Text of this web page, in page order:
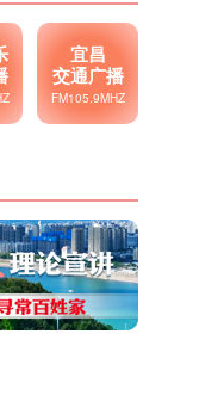
宜昌
交通广播
FM105.9MHZ